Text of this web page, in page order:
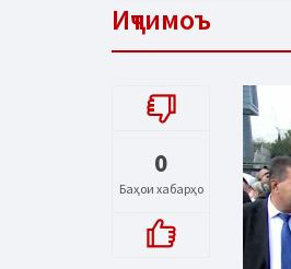
Иҷтимоъ
0
Баҳои хабарҳо